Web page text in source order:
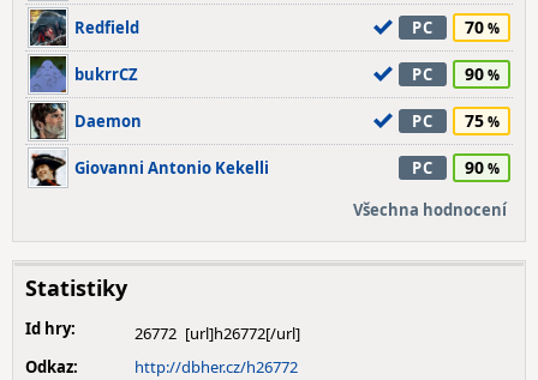
Redfield PC 70
bukrrCZ PC 90
Daemon PC 75
Giovanni Antonio Kekelli PC 90
Všechna hodnocení
Statistiky
Id hry:
26772
Odkaz:
http://dbher.cz/h26772